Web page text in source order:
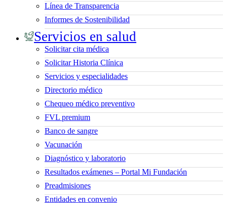
Línea de Transparencia
Informes de Sostenibilidad
Servicios en salud
Solicitar cita médica
Solicitar Historia Clínica
Servicios y especialidades
Directorio médico
Chequeo médico preventivo
FVL premium
Banco de sangre
Vacunación
Diagnóstico y laboratorio
Resultados exámenes – Portal Mi Fundación
Preadmisiones
Entidades en convenio